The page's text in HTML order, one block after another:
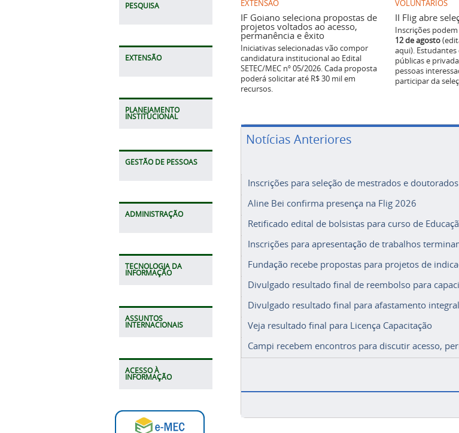
PESQUISA
EXTENSÃO
PLANEJAMENTO
INSTITUCIONAL
GESTÃO DE PESSOAS
ADMINISTRAÇÃO
TECNOLOGIA DA
INFORMAÇÃO
ASSUNTOS
INTERNACIONAIS
ACESSO À
INFORMAÇÃO
EXTENSÃO
IF Goiano seleciona propostas de
projetos voltados ao acesso,
permanência e êxito
Iniciativas selecionadas vão compor
candidatura institucional ao Edital
SETEC/MEC nº 05/2026. Cada proposta
poderá solicitar até R$ 30 mil em
recursos.
VOLUNTÁRIOS
II Flig abre
Inscrições
12 de agosto
aqui).
públicas e
pessoas
participar da
Notícias Anteriores
Inscrições para seleção de mestrados e
Aline Bei confirma presença na Flig 2026
Retificado edital de bolsistas para curso de
Inscrições para apresentação de trabalhos
Fundação recebe propostas para projetos de
Divulgado resultado final de reembolso para
Divulgado resultado final para afastamento
Veja resultado final para Licença Capacitação
Campi recebem encontros para discutir acesso,